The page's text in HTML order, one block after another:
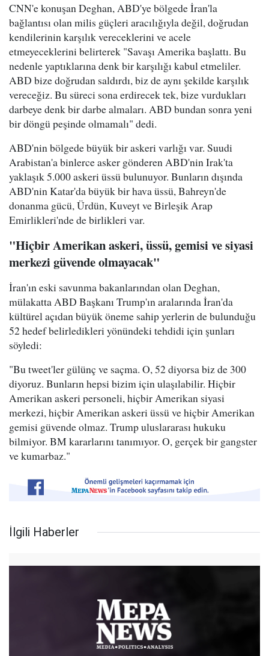
CNN'e konuşan Deghan, ABD'ye bölgede İran'la
bağlantısı olan milis güçleri aracılığıyla değil, doğrudan
kendilerinin karşılık vereceklerini ve acele
etmeyeceklerini belirterek "Savaşı Amerika başlattı. Bu
nedenle yaptıklarına denk bir karşılığı kabul etmeliler.
ABD bize doğrudan saldırdı, biz de aynı şekilde karşılık
vereceğiz. Bu süreci sona erdirecek tek, bize vurdukları
darbeye denk bir darbe almaları. ABD bundan sonra yeni
bir döngü peşinde olmamalı" dedi.
ABD'nin bölgede büyük bir askeri varlığı var. Suudi
Arabistan'a binlerce asker gönderen ABD'nin Irak'ta
yaklaşık 5.000 askeri üssü bulunuyor. Bunların dışında
ABD'nin Katar'da büyük bir hava üssü, Bahreyn'de
donanma gücü, Ürdün, Kuveyt ve Birleşik Arap
Emirlikleri'nde de birlikleri var.
"Hiçbir Amerikan askeri, üssü, gemisi ve siyasi
merkezi güvende olmayacak"
İran'ın eski savunma bakanlarından olan Deghan,
mülakatta ABD Başkanı Trump'ın aralarında İran'da
kültürel açıdan büyük öneme sahip yerlerin de bulunduğu
52 hedef belirledikleri yönündeki tehdidi için şunları
söyledi:
"Bu tweet'ler gülünç ve saçma. O, 52 diyorsa biz de 300
diyoruz. Bunların hepsi bizim için ulaşılabilir. Hiçbir
Amerikan askeri personeli, hiçbir Amerikan siyasi
merkezi, hiçbir Amerikan askeri üssü ve hiçbir Amerikan
gemisi güvende olmaz. Trump uluslararası hukuku
bilmiyor. BM kararlarını tanımıyor. O, gerçek bir gangster
ve kumarbaz."
İlgili Haberler